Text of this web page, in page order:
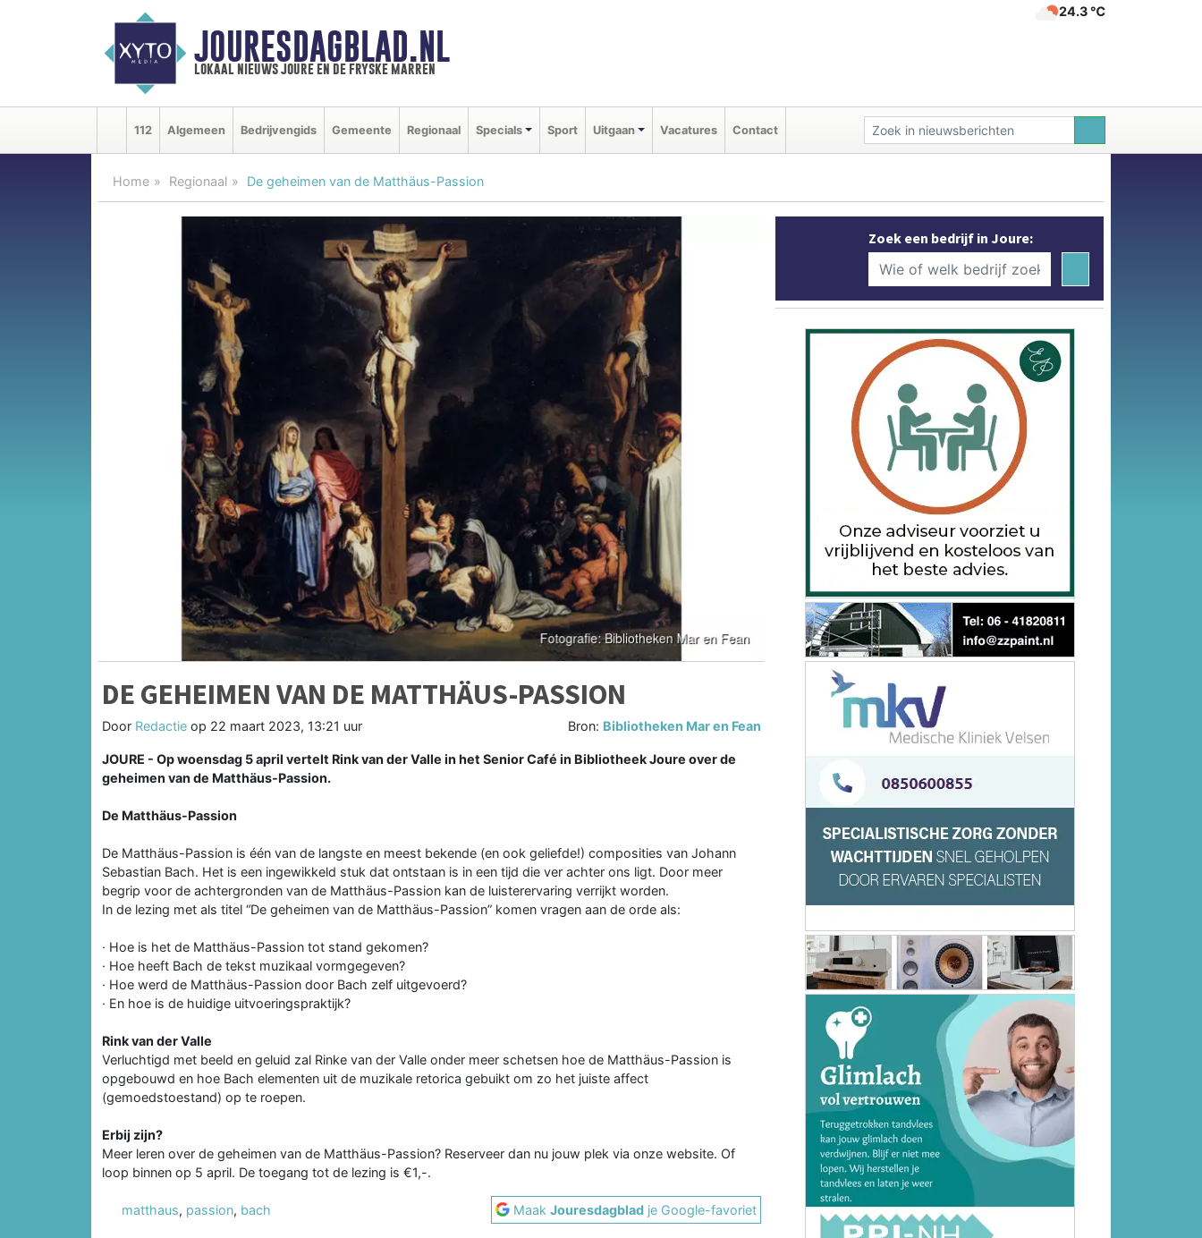
JOURESDAGBLAD.NL
lokaal nieuws joure en de fryske marren
24.3 ℃
112 Algemeen Bedrijvengids Gemeente Regionaal Specials Sport Uitgaan Vacatures Contact
Home Regionaal De geheimen van de Matthäus-Passion
DE GEHEIMEN VAN DE MATTHÄUS-PASSION
Door Redactie op 22 maart 2023, 13:21 uur Bron: Bibliotheken Mar en Fean
JOURE - Op woensdag 5 april vertelt Rink van der Valle in het Senior Café in Bibliotheek Joure over de
geheimen van de Matthäus-Passion.
De Matthäus-Passion
De Matthäus-Passion is één van de langste en meest bekende (en ook geliefde!) composities van Johann
Sebastian Bach. Het is een ingewikkeld stuk dat ontstaan is in een tijd die ver achter ons ligt. Door meer
begrip voor de achtergronden van de Matthäus-Passion kan de luisterervaring verrijkt worden.
In de lezing met als titel “De geheimen van de Matthäus-Passion” komen vragen aan de orde als:
· Hoe is het de Matthäus-Passion tot stand gekomen?
· Hoe heeft Bach de tekst muzikaal vormgegeven?
· Hoe werd de Matthäus-Passion door Bach zelf uitgevoerd?
· En hoe is de huidige uitvoeringspraktijk?
Rink van der Valle
Verluchtigd met beeld en geluid zal Rinke van der Valle onder meer schetsen hoe de Matthäus-Passion is
opgebouwd en hoe Bach elementen uit de muzikale retorica gebuikt om zo het juiste affect
(gemoedstoestand) op te roepen.
Erbij zijn?
Meer leren over de geheimen van de Matthäus-Passion? Reserveer dan nu jouw plek via onze website. Of
loop binnen op 5 april. De toegang tot de lezing is €1,-.
matthaus, passion, bach MaakJouresdagblad je Google-favoriet
Zoek een bedrijf in Joure: